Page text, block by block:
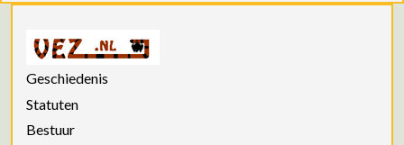
Geschiedenis
Statuten
Bestuur